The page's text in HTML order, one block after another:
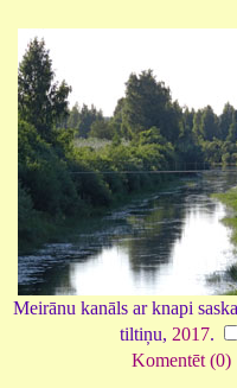
Meirānu kanāls ar knapi
tiltiņu, 2017.
Komentēt (0)